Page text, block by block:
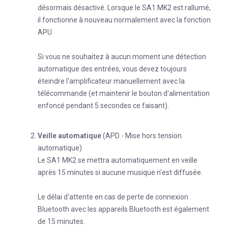
désormais désactivé. Lorsque le SA1 MK2 est rallumé,
il fonctionne à nouveau normalement avec la fonction
APU.
Si vous ne souhaitez à aucun moment une détection
automatique des entrées, vous devez toujours
éteindre l'amplificateur manuellement avec la
télécommande (et maintenir le bouton d'alimentation
enfoncé pendant 5 secondes ce faisant).
Veille automatique(APD - Mise hors tension
automatique)
Le SA1 MK2 se mettra automatiquement en veille
après 15 minutes si aucune musique n'est diffusée.
Le délai d'attente en cas de perte de connexion
Bluetooth avec les appareils Bluetooth est également
de 15 minutes.